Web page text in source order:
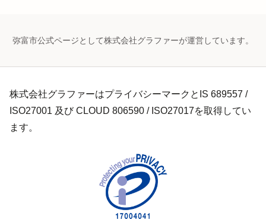
弥富市公式ページとして株式会社グラファーが運営しています。
株式会社グラファーはプライバシーマークとIS 689557 /
ISO27001 及び CLOUD 806590 / ISO27017を取得してい
ます。